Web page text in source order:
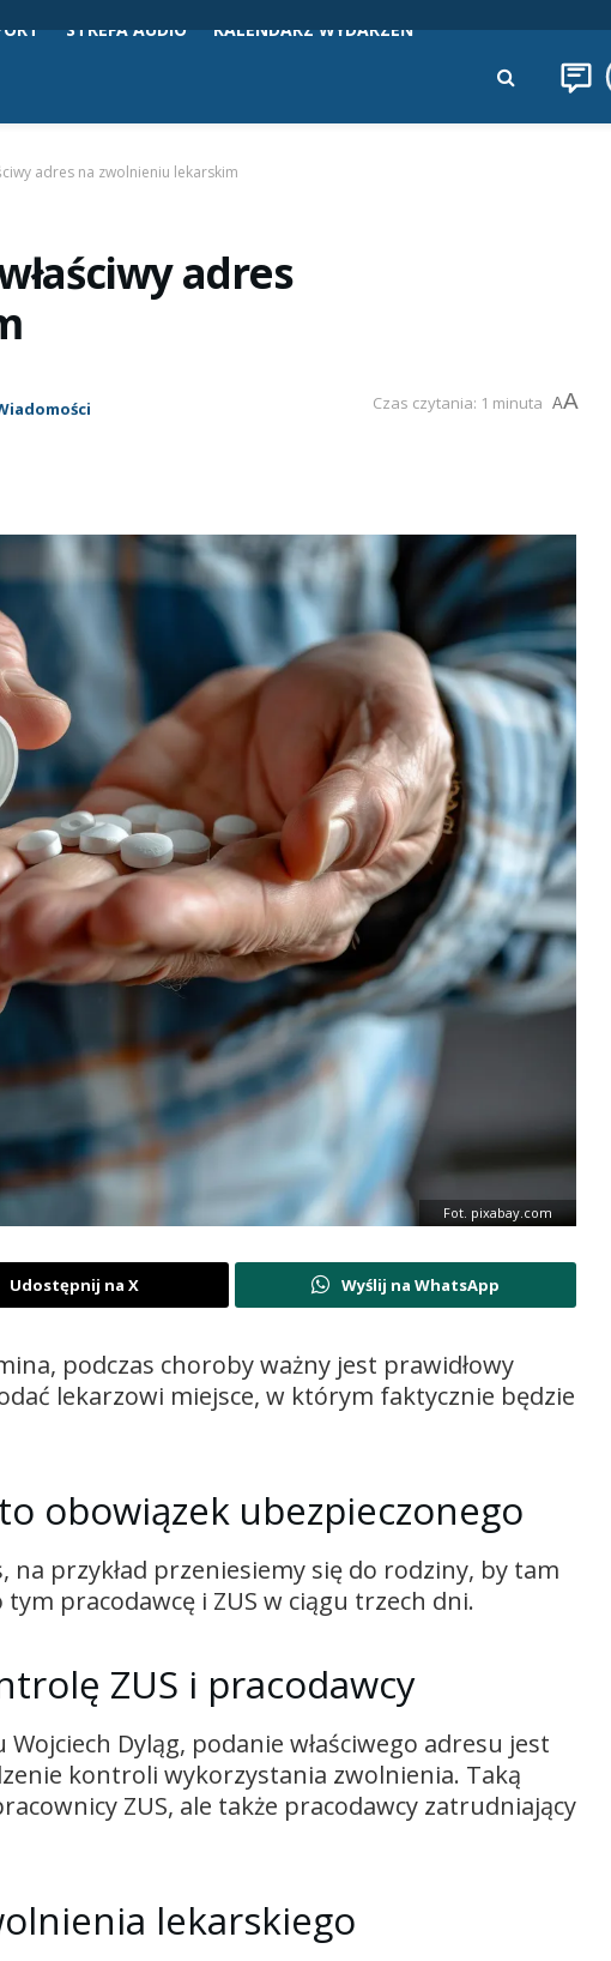
STREFA AUDIO KALENDARZ WYDARZEŃ
adres na zwolnieniu lekarskim
adres
Czas czytania: 1 minuta AA
Fot. pixabay.com
Udostępnij na X Wyślij na WhatsApp
podczas choroby ważny jest prawidłowy
lekarzowi miejsce, w którym faktycznie będzie
obowiązek ubezpieczonego
przykład przeniesiemy się do rodziny, by tam
pracodawcę i ZUS w ciągu trzech dni.
ZUS i pracodawcy
Dyląg, podanie właściwego adresu jest
kontroli wykorzystania zwolnienia. Taką
ZUS, ale także pracodawcy zatrudniający
lekarskiego